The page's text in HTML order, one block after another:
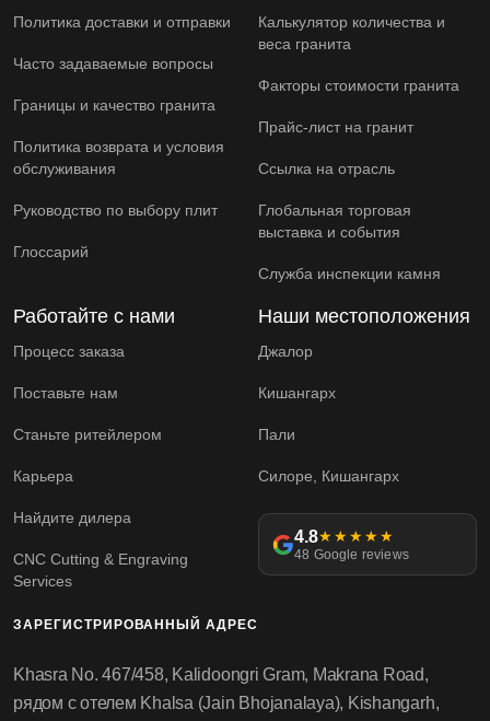
Политика доставки и отправки
Часто задаваемые вопросы
Границы и качество гранита
Политика возврата и условия
обслуживания
Руководство по выбору плит
Глоссарий
Калькулятор количества и
веса гранита
Факторы стоимости гранита
Прайс-лист на гранит
Ссылка на отрасль
Глобальная торговая
выставка и события
Служба инспекции камня
Работайте с нами
Процесс заказа
Поставьте нам
Станьте ритейлером
Карьера
Найдите дилера
CNC Cutting & Engraving
Services
Наши местоположения
Джалор
Кишангарх
Пали
Силоре, Кишангарх
4.8★★★★★
48 Google reviews
ЗАРЕГИСТРИРОВАННЫЙ АДРЕС
Khasra No. 467/458, Kalidoongri Gram, Makrana Road,
рядом с отелем Khalsa (Jain Bhojanalaya), Kishangarh,